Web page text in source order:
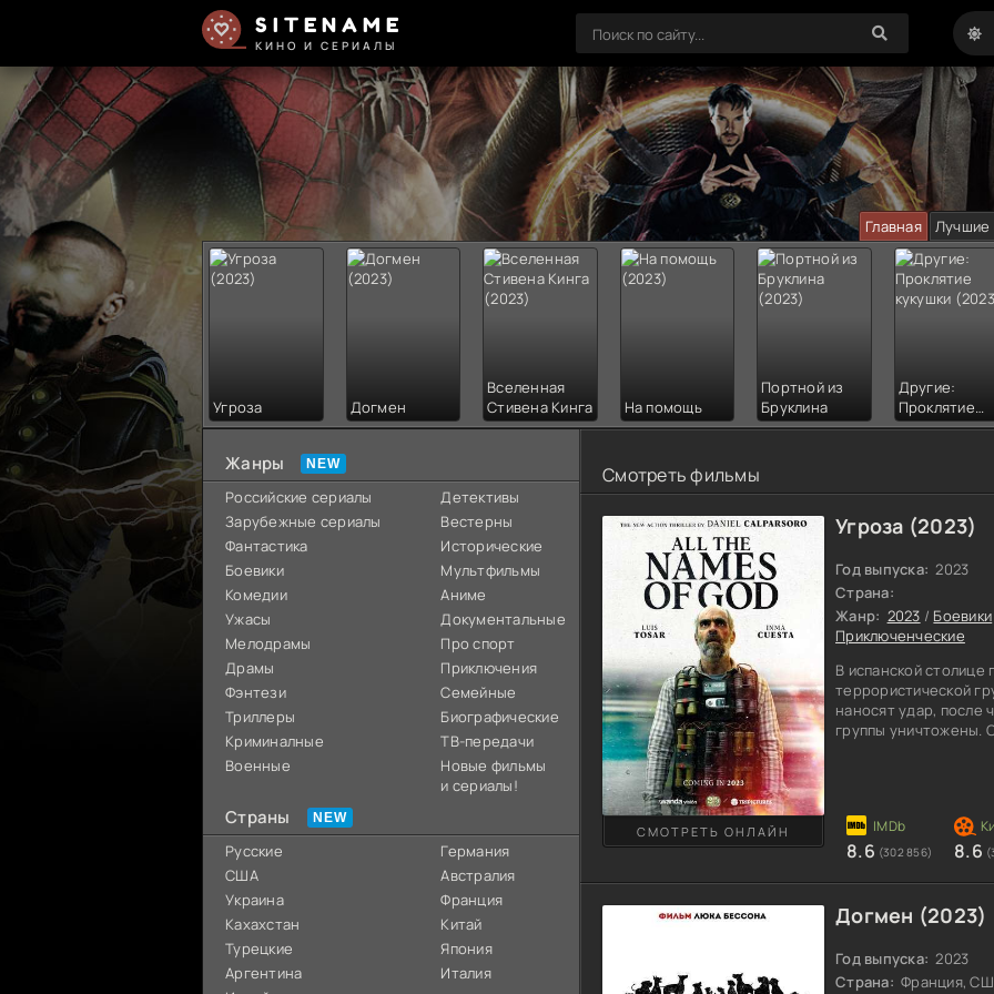
SITENAME
КИНО И СЕРИАЛЫ
Главная Лучшие
Угроза Догмен
Вселенная
Стивена Кинга
На помощь
Портной из
Бруклина
Другие:
Проклятие
кукушки
Жанры
Российские сериалы
Зарубежные сериалы
Фантастика
Боевики
Комедии
Ужасы
Мелодрамы
Драмы
Фэнтези
Триллеры
Криминалные
Военные
Детективы
Вестерны
Исторические
Мультфильмы
Аниме
Документальные
Про спорт
Приключения
Семейные
Биографические
ТВ-передачи
Новые фильмы
и сериалы!
Страны
Русские
США
Украина
Кахахстан
Турецкие
Аргентина
Германия
Австралия
Франция
Китай
Япония
Италия
Смотреть фильмы
Угроза (2023)
Год выпуска: 2023
Страна:
Жанр: 2023 / Боевики
Приключенческие
В испанской столице
террористической
наносят удар, после
группы уничтожены.
устроить побег
пытаются
СМОТРЕТЬ ОНЛАЙН
8.6 (302 856) 8.6
Догмен (2023)
Год выпуска: 2023
Страна: Франция,